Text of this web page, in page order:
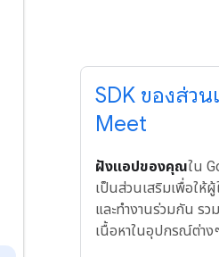
SDK ของส่วน
Meet
ฝังแอปของคุณใน
เป็นส่วนเสริมเพื่อให้
และทำงานร่วมกัน รว
เนื้อหาในอุปกรณ์ต่าง